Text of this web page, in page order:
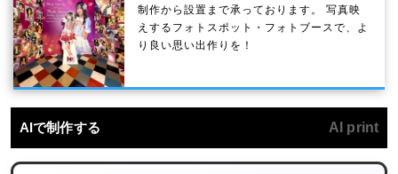
制作から設置まで承っております。 写真映
えするフォトスポット・フォトブースで、よ
り良い思い出作りを！
AIで制作する AI print